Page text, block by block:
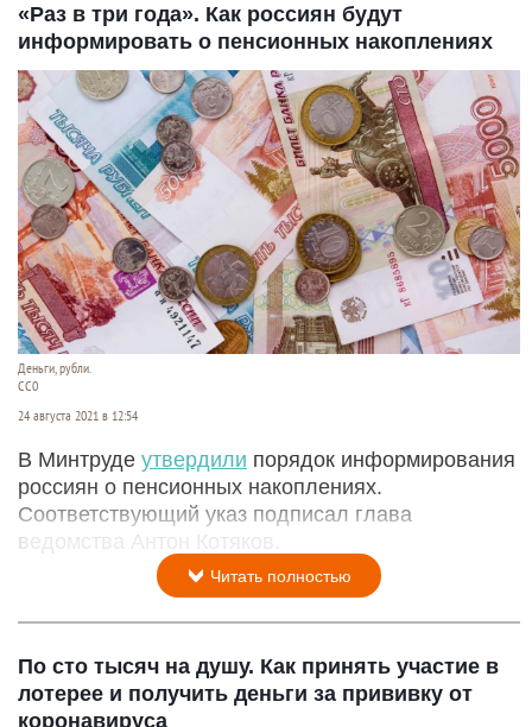
«Раз в три года». Как россиян будут
информировать о пенсионных накоплениях
Деньги, рубли.
CC0
24 августа 2021 в 12:54
В Минтруде утвердили порядок информирования
россиян о пенсионных накоплениях.
Соответствующий указ подписал глава
ведомства Антон Котяков.
Читать полностью
По сто тысяч на душу. Как принять участие в
лотерее и получить деньги за прививку от
коронавируса